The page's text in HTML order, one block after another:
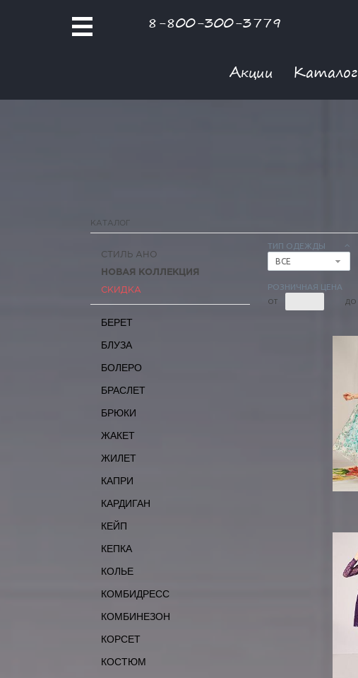
8-800-300-3779
Акции Каталог
КАТАЛОГ
ТИП ОДЕЖДЫ
ВСЕ
РОЗНИЧНАЯ ЦЕНА
ОТ ДО
СТИЛЬ АНО
НОВАЯ КОЛЛЕКЦИЯ
СКИДКА
БЕРЕТ
БЛУЗА
БОЛЕРО
БРАСЛЕТ
БРЮКИ
ЖАКЕТ
ЖИЛЕТ
КАПРИ
КАРДИГАН
КЕЙП
КЕПКА
КОЛЬЕ
КОМБИДРЕСС
КОМБИНЕЗОН
КОРСЕТ
КОСТЮМ